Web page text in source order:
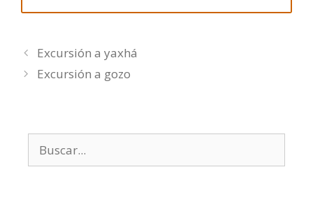
Excursión a yaxhá
Excursión a gozo